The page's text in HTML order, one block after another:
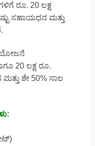
ರೂ. 20 ಲಕ್ಷ
ಸಹಾಯಧನ ಮತ್ತು
20 ಲಕ್ಷ ರೂ.
ಶೇ 50% ಸಾಲ